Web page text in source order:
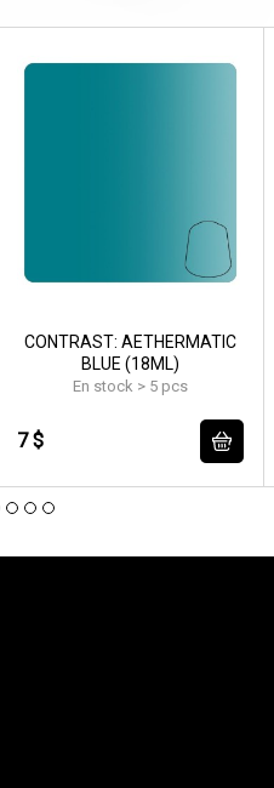
CONTRAST: AETHERMATIC
BLUE (18ML)
En stock > 5 pcs
7 $